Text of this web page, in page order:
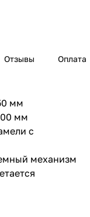
Отзывы Оплата
мм
мм
с
механизм